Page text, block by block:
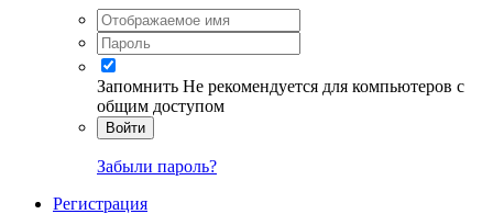
Запомнить Не рекомендуется для компьютеров с
общим доступом
Войти
Забыли пароль?
Регистрация